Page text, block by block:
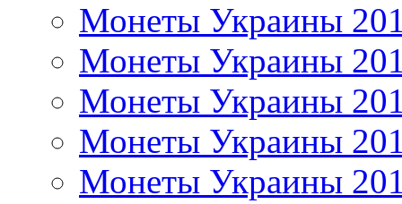
Монеты Украины
Монеты Украины
Монеты Украины
Монеты Украины
Монеты Украины